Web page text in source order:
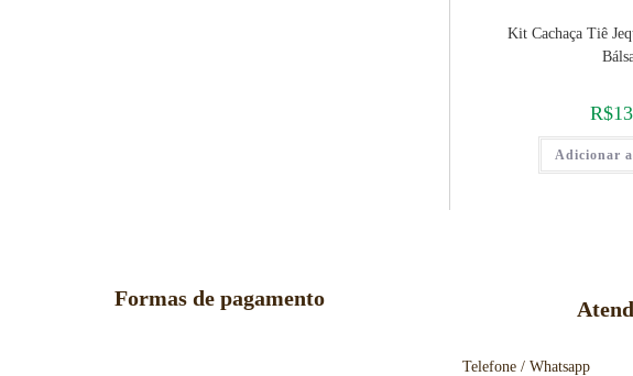
Kit Cachaça Tiê
R$
Adicionar
Formas de pagamento
Telefone / Whatsapp